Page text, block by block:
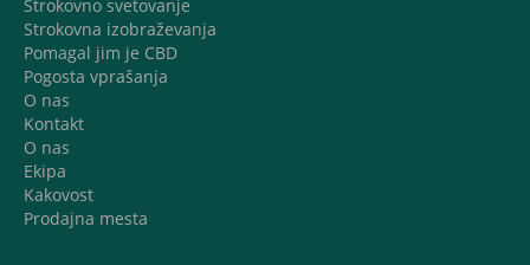
Strokovno svetovanje
Strokovna izobraževanja
Pomagal jim je CBD
Pogosta vprašanja
O nas
Kontakt
O nas
Ekipa
Kakovost
Prodajna mesta